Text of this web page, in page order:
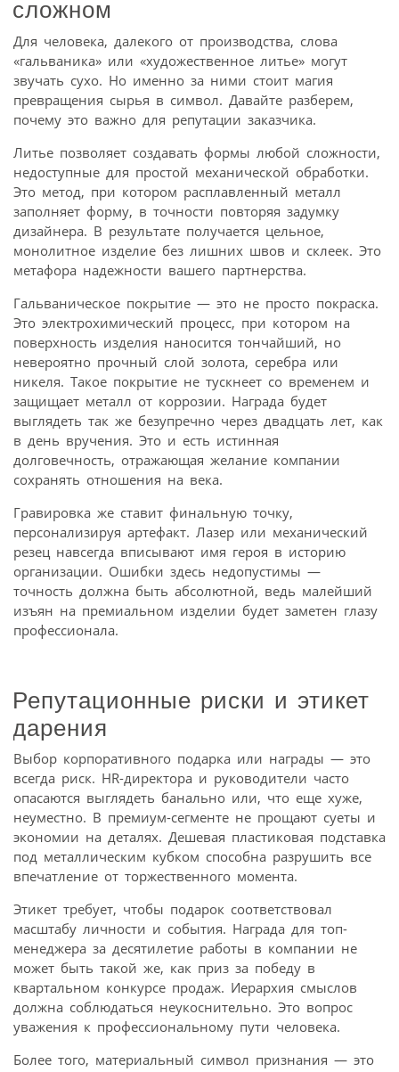
сложном
Для человека, далекого от производства, слова
«гальваника» или «художественное литье» могут
звучать сухо. Но именно за ними стоит магия
превращения сырья в символ. Давайте разберем,
почему это важно для репутации заказчика.
Литье позволяет создавать формы любой сложности,
недоступные для простой механической обработки.
Это метод, при котором расплавленный металл
заполняет форму, в точности повторяя задумку
дизайнера. В результате получается цельное,
монолитное изделие без лишних швов и склеек. Это
метафора надежности вашего партнерства.
Гальваническое покрытие — это не просто покраска.
Это электрохимический процесс, при котором на
поверхность изделия наносится тончайший, но
невероятно прочный слой золота, серебра или
никеля. Такое покрытие не тускнеет со временем и
защищает металл от коррозии. Награда будет
выглядеть так же безупречно через двадцать лет, как
в день вручения. Это и есть истинная
долговечность, отражающая желание компании
сохранять отношения на века.
Гравировка же ставит финальную точку,
персонализируя артефакт. Лазер или механический
резец навсегда вписывают имя героя в историю
организации. Ошибки здесь недопустимы —
точность должна быть абсолютной, ведь малейший
изъян на премиальном изделии будет заметен глазу
профессионала.
Репутационные риски и этикет
дарения
Выбор корпоративного подарка или награды — это
всегда риск. HR-директора и руководители часто
опасаются выглядеть банально или, что еще хуже,
неуместно. В премиум-сегменте не прощают суеты и
экономии на деталях. Дешевая пластиковая подставка
под металлическим кубком способна разрушить все
впечатление от торжественного момента.
Этикет требует, чтобы подарок соответствовал
масштабу личности и события. Награда для топ-
менеджера за десятилетие работы в компании не
может быть такой же, как приз за победу в
квартальном конкурсе продаж. Иерархия смыслов
должна соблюдаться неукоснительно. Это вопрос
уважения к профессиональному пути человека.
Более того, материальный символ признания — это